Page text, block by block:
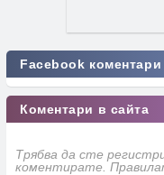
Facebook коментари
Коментари в сайта
Трябва да сте
коментирате.